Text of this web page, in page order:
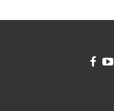
 